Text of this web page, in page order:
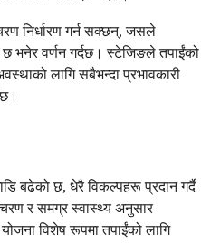
निर्धारण गर्न सक्छन्, जसले
भनेर वर्णन गर्दछ। स्टेजिङले तपाईंको
लागि सबैभन्दा प्रभावकारी
बढेको छ, धेरै विकल्पहरू प्रदान गर्दै
र समग्र स्वास्थ्य अनुसार
विशेष रूपमा तपाईंको लागि